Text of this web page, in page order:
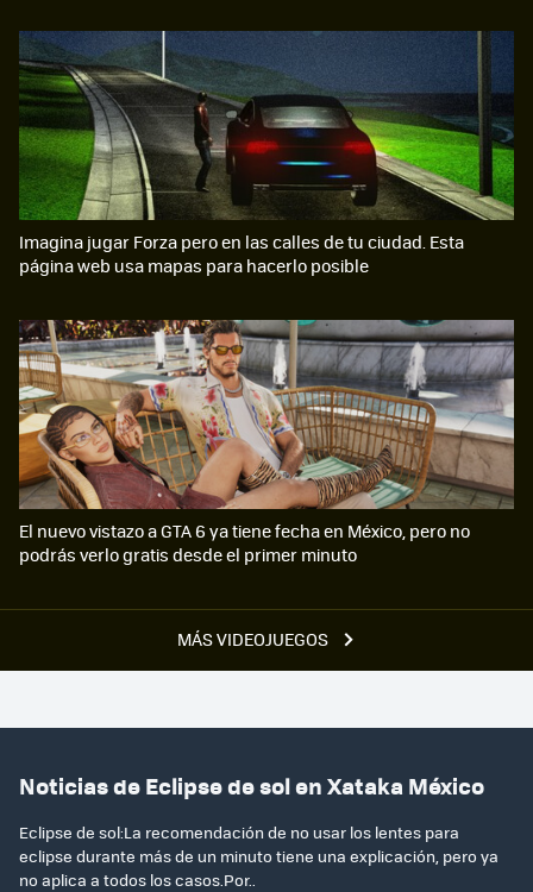
MÁS VIDEOJUEGOS
Imagina jugar Forza pero en las calles de tu ciudad. Esta
página web usa mapas para hacerlo posible
El nuevo vistazo a GTA 6 ya tiene fecha en México, pero no
podrás verlo gratis desde el primer minuto
Noticias de Eclipse de sol en Xataka México
Eclipse de sol:La recomendación de no usar los lentes para
eclipse durante más de un minuto tiene una explicación, pero ya
no aplica a todos los casos.Por..